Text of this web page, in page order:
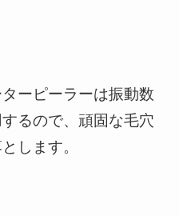
ーピーラーは振動数
るので、頑固な毛穴
します。